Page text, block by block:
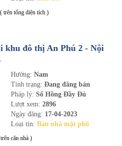
( trên tổng diện tích )
khu đô thị An Phú 2 - Nội
Hướng: Nam
Tình trạng: Đang đăng bán
Pháp lý: Sổ Hồng Đầy Đủ
Lượt xem: 2896
Ngày đăng: 17-04-2023
Loại tin: Bán nhà mặt phố
căn nhà )